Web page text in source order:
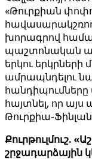
«Թուրքիան
խորագրով
պաշտոնական
երկու երկրների
ամրապնդելու
հանդիպումները
հայտնել, որ այս
Թուրքիա-
Քուրթուլմուշ.
շրջադարձային